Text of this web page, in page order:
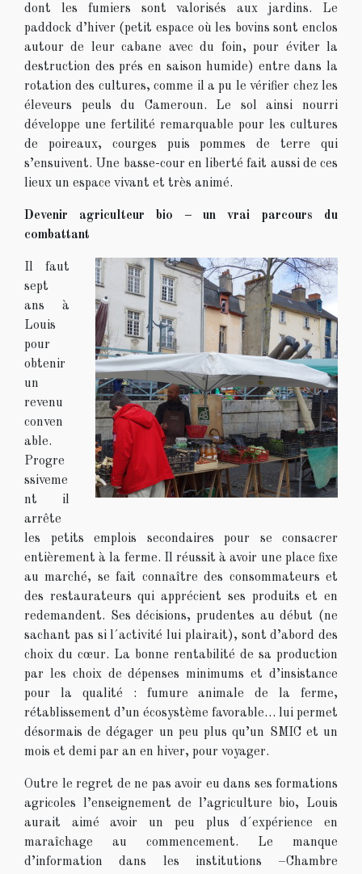
dont les fumiers sont valorisés aux jardins. Le
paddock d’hiver (petit espace où les bovins sont enclos
autour de leur cabane avec du foin, pour éviter la
destruction des prés en saison humide) entre dans la
rotation des cultures, comme il a pu le vérifier chez les
éleveurs peuls du Cameroun. Le sol ainsi nourri
développe une fertilité remarquable pour les cultures
de poireaux, courges puis pommes de terre qui
s’ensuivent. Une basse-cour en liberté fait aussi de ces
lieux un espace vivant et très animé.
Devenir agriculteur bio – un vrai parcours du
combattant
Il faut
sept
ans à
Louis
pour
obtenir
un
revenu
conven
able.
Progre
ssiveme
nt il
arrête
les petits emplois secondaires pour se consacrer
entièrement à la ferme. Il réussit à avoir une place fixe
au marché, se fait connaître des consommateurs et
des restaurateurs qui apprécient ses produits et en
redemandent. Ses décisions, prudentes au début (ne
sachant pas si l´activité lui plairait), sont d’abord des
choix du cœur. La bonne rentabilité de sa production
par les choix de dépenses minimums et d’insistance
pour la qualité : fumure animale de la ferme,
rétablissement d’un écosystème favorable… lui permet
désormais de dégager un peu plus qu’un SMIC et un
mois et demi par an en hiver, pour voyager.
Outre le regret de ne pas avoir eu dans ses formations
agricoles l’enseignement de l’agriculture bio, Louis
aurait aimé avoir un peu plus d´expérience en
maraîchage au commencement. Le manque
d’information dans les institutions –Chambre